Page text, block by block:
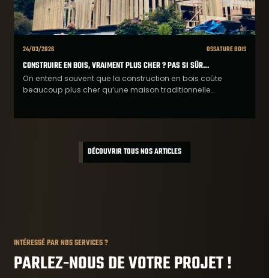
24/03/2026 OSSATURE BOIS
CONSTRUIRE EN BOIS, VRAIMENT PLUS CHER ? PAS SI SÛR…
On entend souvent que la construction en bois coûte
beaucoup plus cher qu’une maison traditionnelle…
DÉCOUVRIR TOUS NOS ARTICLES
INTÉRESSÉ PAR NOS SERVICES ?
PARLEZ-NOUS DE VOTRE PROJET !